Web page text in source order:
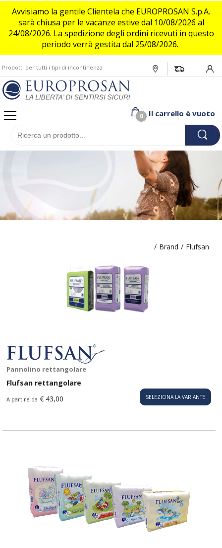
Avvisiamo la gentile Clientela che EUROPROSAN S.p.A.
sarà chiusa per le vacanze estive dal 10/08/2026 al
24/08/2026. La spedizione degli ordini ricevuti in questo
periodo verrà gestita dal 25/08/2026.
Prodotti per tutti i tipi di incontinenza
Il carrello è vuoto
0
/ Brand / Flufsan
Pannolino rettangolare
Flufsan rettangolare
A partire da € 43,00 SELEZIONA LA VARIANTE
Assistita o allettata
Attiva e indipendente
Incontinenza leggera
Incontinenza media/moderata
Incontinenza Pesante/grave
Uomo
Assistito o allettato
Attivo e indipendente
Incontinenza leggera
Incontinenza media/moderata
Incontinenza Pesante/grave
Bambino
Pet
Deo Pads